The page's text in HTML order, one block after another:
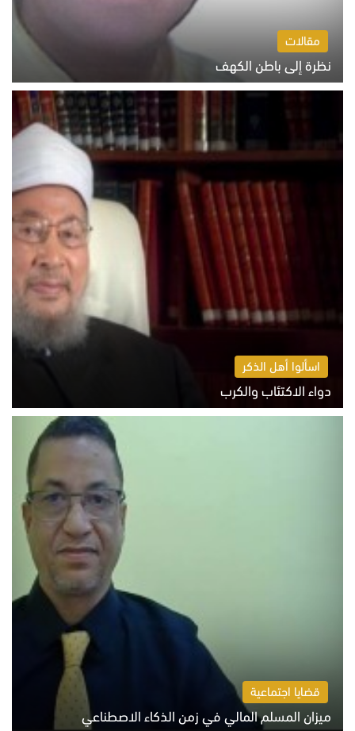
مقالات
نظرة إلى باطن الكهف
السبت 8 أغسطس 2026 11:04 ص
اسألوا أهل الذكر
دواء الاكتئاب والكرب
السبت 8 أغسطس 2026 10:54 ص
قضايا اجتماعية
ميزان المسلم المالي في زمن الذكاء الاصطناعي